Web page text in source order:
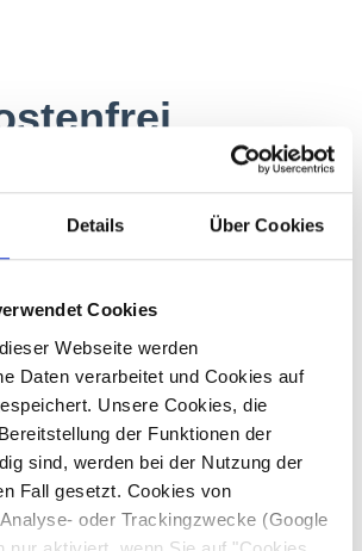
Details Über Cookies
Cookies
Webseite werden
Daten verarbeitet und Cookies auf
Unsere Cookies, die
der Funktionen der
sind, werden bei der Nutzung der
Fall gesetzt. Cookies von
oder Trackingzwecke (Google